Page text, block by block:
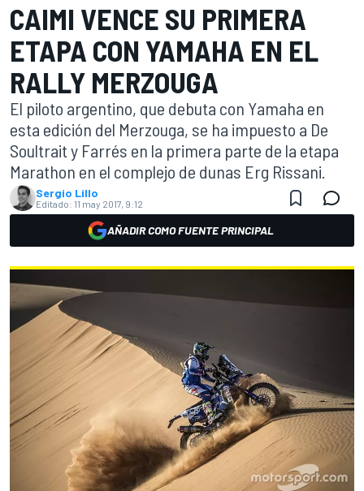
CAIMI VENCE SU PRIMERA
ETAPA CON YAMAHA EN EL
RALLY MERZOUGA
El piloto argentino, que debuta con Yamaha en
esta edición del Merzouga, se ha impuesto a De
Soultrait y Farrés en la primera parte de la etapa
Marathon en el complejo de dunas Erg Rissani.
Sergio Lillo
Editado: 11 may 2017, 9:12
AÑADIR COMO FUENTE PRINCIPAL